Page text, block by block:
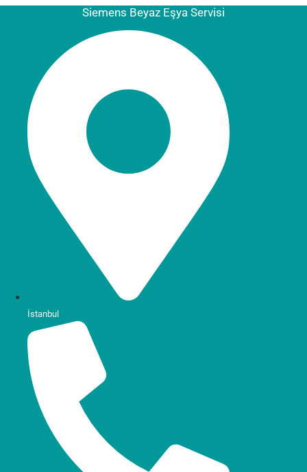
Siemens Beyaz Eşya Servisi
İstanbul